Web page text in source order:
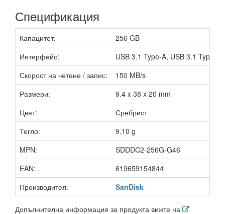
Спецификация
Капацитет:
256 GB
Интерфейс:
USB 3.1 Type-A, USB 3.1 Type-C
Скорост на четене / запис:
150 MB/s
Размери:
9.4 x 38 x 20 mm
Цвят:
Сребрист
Тегло:
9.10 g
MPN:
SDDDC2-256G-G46
EAN:
619659154844
Производител:
SanDisk
Допълнителна информация за продукта вижте на